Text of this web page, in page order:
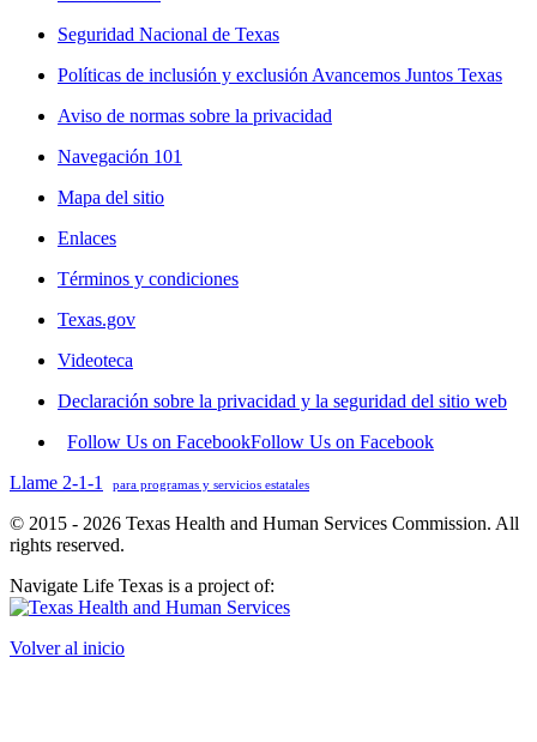
Seguridad Nacional de Texas
Políticas de inclusión y exclusión Avancemos Juntos Texas
Aviso de normas sobre la privacidad
Navegación 101
Mapa del sitio
Enlaces
Términos y condiciones
Texas.gov
Videoteca
Declaración sobre la privacidad y la seguridad del sitio web
Follow Us on FacebookFollow Us on Facebook
Llame 2-1-1
para programas y servicios estatales
© 2015 - 2026 Texas Health and Human Services Commission. All
rights reserved.
Navigate Life Texas is a project of:
Volver al inicio